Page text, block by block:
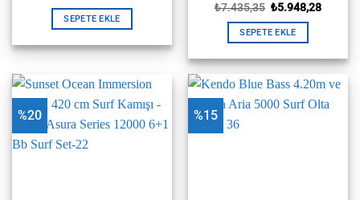
₺4.000,00.
SEPETE EKLE
₺7.435,35 Orijinal
₺7.435,35.
₺5.948,28Şu
SEPETE EKLE
%20 %15